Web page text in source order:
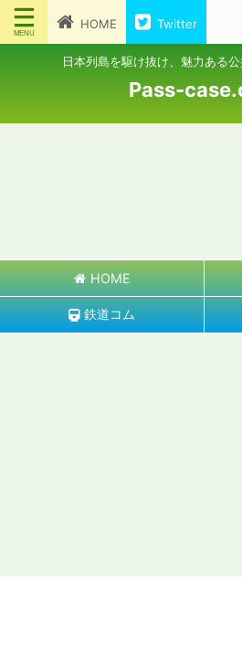
HOME Twitter
日本列島を駆け抜け、魅力ある
Pass-
HOME
鉄道コム